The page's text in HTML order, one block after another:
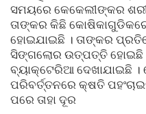
ସମୟରେ କେକେଲୀଙ୍କର
ତାଙ୍କର କିଛି
ହୋଇଯାଇଛି । ତାଙ୍କର
ସିଙ୍ଗଲୋର ଉତ୍ପତ୍ତି ହୋଇଛି
ବ୍ୟାକ୍ଟେରିଆ ଦେଖାଯାଇଛି
ପରିବର୍ତ୍ତନରେ କ୍ଷତି
ପରେ ତାହା ଦୂର